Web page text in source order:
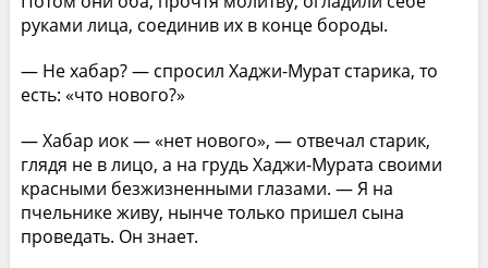
руками лица, соединив их в конце бороды.
— Не хабар? — спросил Хаджи-Мурат старика, то
есть: «что нового?»
— Хабар иок — «нет нового», — отвечал старик,
глядя не в лицо, а на грудь Хаджи-Мурата своими
красными безжизненными глазами. — Я на
пчельнике живу, нынче только пришел сына
проведать. Он знает.